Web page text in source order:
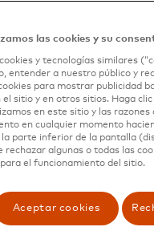
MYPE del país",
su conocimiento y
financiera,
a ayudar a las
contamos
en el país y las
su operación
financiero e
y acorde a sus
México.
la
las cookies y su
y tecnologías similares
entender a nuestro público y
para mostrar publicidad
el sitio y en otros sitios. Haga
en este sitio y las
en cualquier momento
la parte inferior de la pantalla
rechazar algunas o todas las
el funcionamiento del sitio.
Aceptar cookies